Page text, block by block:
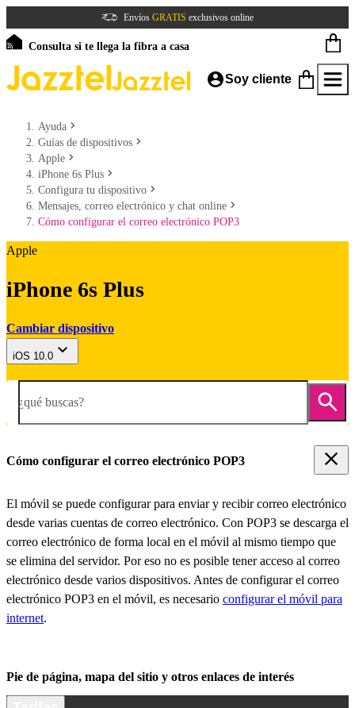
Envíos GRATIS exclusivos online
Consulta si te llega la fibra a casa
Soy cliente
Ayuda
Guías de dispositivos
Apple
iPhone 6s Plus
Configura tu dispositivo
Mensajes, correo electrónico y chat online
Cómo configurar el correo electrónico POP3
Apple
iPhone 6s Plus
Cambiar dispositivo
iOS 10.0
¿qué buscas?
Cómo configurar el correo electrónico POP3
El móvil se puede configurar para enviar y recibir correo electrónico
desde varias cuentas de correo electrónico. Con POP3 se descarga el
correo electrónico de forma local en el móvil al mismo tiempo que
se elimina del servidor. Por eso no es posible tener acceso al correo
electrónico desde varios dispositivos. Antes de configurar el correo
electrónico POP3 en el móvil, es necesario configurar el móvil para
internet.
Pie de página, mapa del sitio y otros enlaces de interés